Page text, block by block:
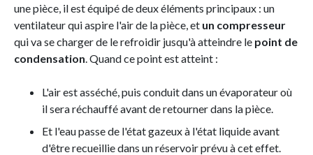
une pièce, il est équipé de deux éléments principaux : un
ventilateur qui aspire l'air de la pièce, et un compresseur
qui va se charger de le refroidir jusqu'à atteindre le point de
condensation . Quand ce point est atteint :
L'air est asséché, puis conduit dans un évaporateur où
il sera réchauffé avant de retourner dans la pièce.
Et l'eau passe de l'état gazeux à l'état liquide avant
d'être recueillie dans un réservoir prévu à cet effet.